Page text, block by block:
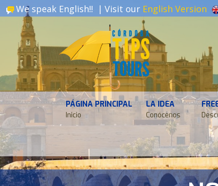
We speak English!! | Visit our English Version
PÁGINA PRINCIPAL
Inicio
LA IDEA
Conócenos